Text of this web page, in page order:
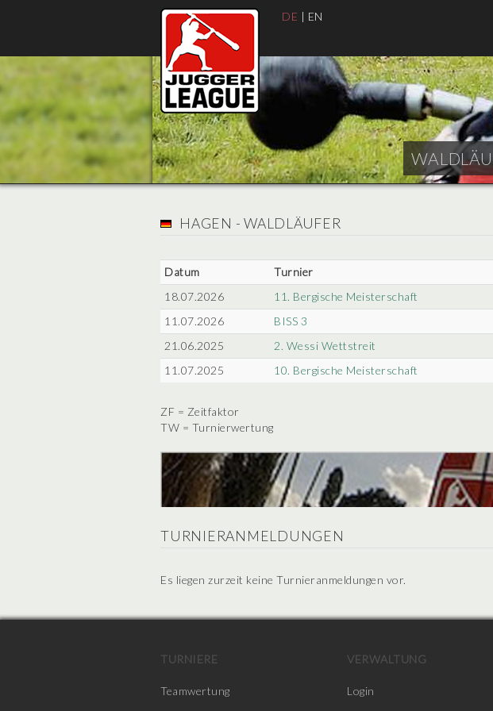
DE | EN
HAGEN - WALDLÄUFER
Datum Turnier
18.07.2026
11. Bergische Meisterschaft
11.07.2026
BISS 3
21.06.2025
2. Wessi Wettstreit
11.07.2025
10. Bergische Meisterschaft
ZF = Zeitfaktor
TW = Turnierwertung
TURNIERANMELDUNGEN
Es liegen zurzeit keine Turnieranmeldungen vor.
TURNIERE
Teamwertung
VERWALTUNG
Login